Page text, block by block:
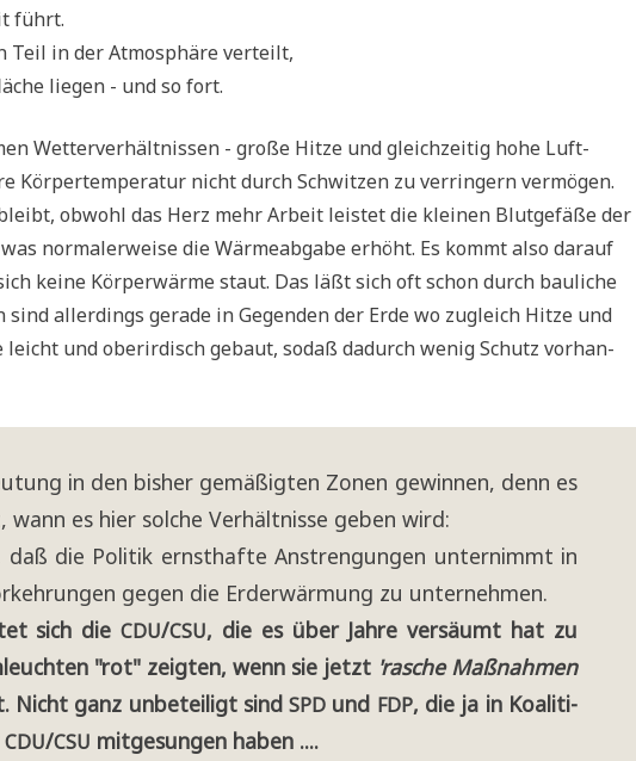
führt.
Teil in der Atmo­sphä­re verteilt,
lie­gen - und so fort.
Wet­ter­ver­hält­nis­sen - gro­ße Hit­ze und gleich­zei­tig hohe Luft­
Kör­per­tem­pe­ra­tur nicht durch Schwit­zen zu ver­rin­gern ver­mö­gen.
obwohl das Herz mehr Arbeit lei­stet die klei­nen Blut­ge­fä­ße der
nor­ma­ler­wei­se die Wär­me­ab­ga­be erhöht. Es kommt also dar­auf
kei­ne Kör­per­wär­me staut. Das läßt sich oft schon durch bau­li­che
aller­dings gera­de in Gegen­den der Erde wo zugleich Hit­ze und
leicht und ober­ir­disch gebaut, sodaß dadurch wenig Schutz vor­han­
in den bis­her gemä­ßig­ten Zonen gewin­nen, denn es
es hier sol­che Ver­hält­nis­se geben wird:
die Poli­tik ernst­haf­te Anstren­gun­gen unter­nimmt in
gegen die Erd­er­wär­mung zu unternehmen.
sich dieCDU/CSU, die es über Jah­re ver­säumt hat zu
"rot" zeig­ten, wenn sie jetzt 'rasche Maß­nah­men
Nicht ganz unbe­tei­ligt sindSPD und FDP, die ja in Koali­ti­
CDU/CSU mit­ge­sun­gen haben ....